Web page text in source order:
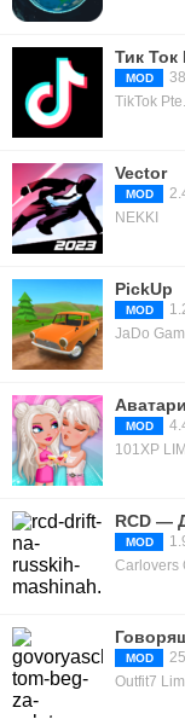
Тик
MOD
TikTok
Vector
MOD
NEKKI
PickUp
MOD
JaDo
MOD
101XP
RCD —
MOD
Carlovers
MOD
Outfit7